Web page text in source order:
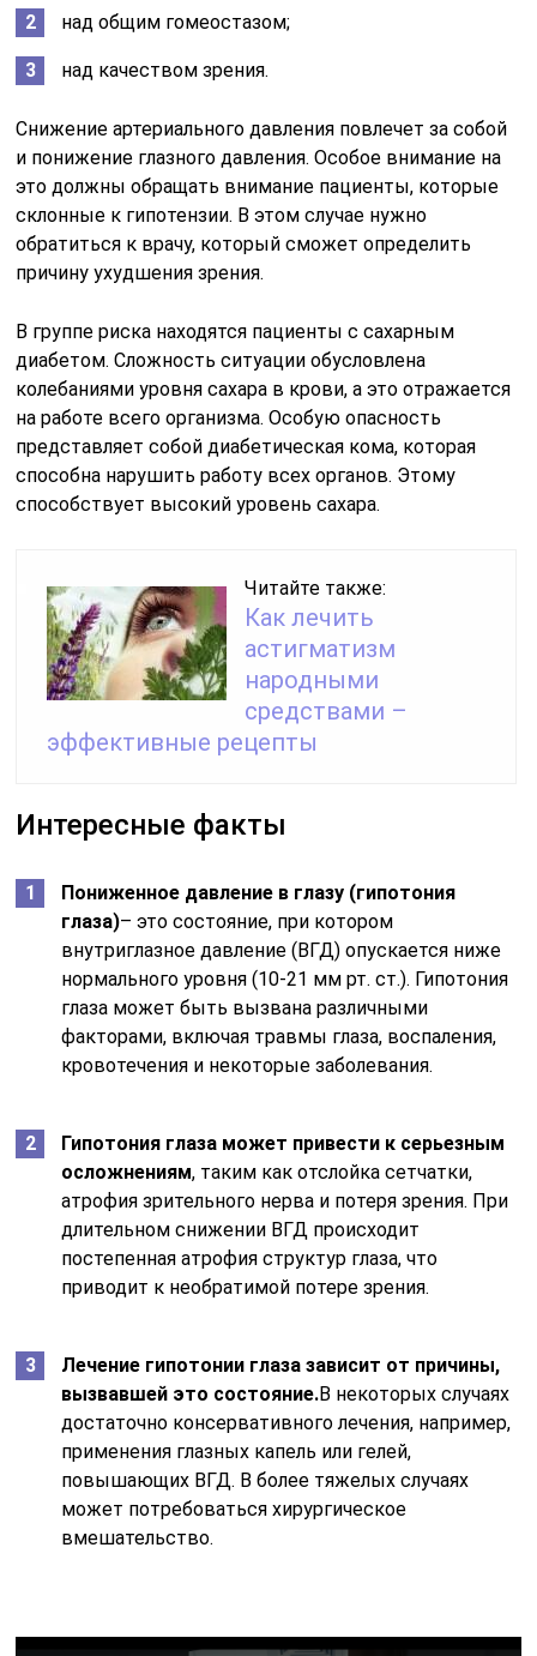
над общим гомеостазом;
над качеством зрения.
Снижение артериального давления повлечет за собой
и понижение глазного давления. Особое внимание на
это должны обращать внимание пациенты, которые
склонные к гипотензии. В этом случае нужно
обратиться к врачу, который сможет определить
причину ухудшения зрения.
В группе риска находятся пациенты с сахарным
диабетом. Сложность ситуации обусловлена
колебаниями уровня сахара в крови, а это отражается
на работе всего организма. Особую опасность
представляет собой диабетическая кома, которая
способна нарушить работу всех органов. Этому
способствует высокий уровень сахара.
Читайте также:
Как лечить
астигматизм
народными
средствами –
эффективные рецепты
Интересные факты
Пониженное давление в глазу (гипотония
глаза)– это состояние, при котором
внутриглазное давление (ВГД) опускается ниже
нормального уровня (10-21 мм рт. ст.). Гипотония
глаза может быть вызвана различными
факторами, включая травмы глаза, воспаления,
кровотечения и некоторые заболевания.
Гипотония глаза может привести к серьезным
осложнениям, таким как отслойка сетчатки,
атрофия зрительного нерва и потеря зрения. При
длительном снижении ВГД происходит
постепенная атрофия структур глаза, что
приводит к необратимой потере зрения.
Лечение гипотонии глаза зависит от причины,
вызвавшей это состояние.В некоторых случаях
достаточно консервативного лечения, например,
применения глазных капель или гелей,
повышающих ВГД. В более тяжелых случаях
может потребоваться хирургическое
вмешательство.